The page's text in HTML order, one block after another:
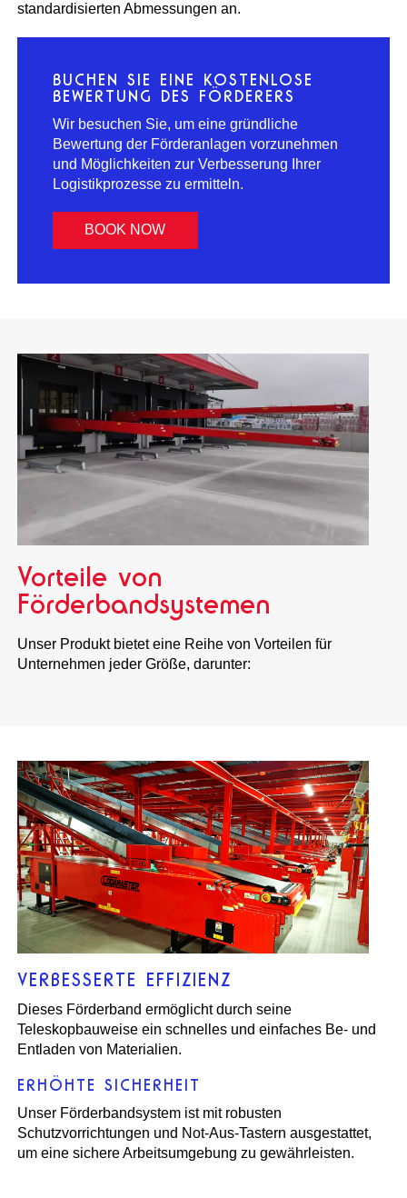
standardisierten Abmessungen an.
BUCHEN SIE EINE KOSTENLOSE
BEWERTUNG DES FÖRDERERS
Wir besuchen Sie, um eine gründliche
Bewertung der Förderanlagen vorzunehmen
und Möglichkeiten zur Verbesserung Ihrer
Logistikprozesse zu ermitteln.
BOOK NOW
Vorteile von
Förderbandsystemen
Unser Produkt bietet eine Reihe von Vorteilen für
Unternehmen jeder Größe, darunter:
VERBESSERTE EFFIZIENZ
Dieses Förderband ermöglicht durch seine
Teleskopbauweise ein schnelles und einfaches Be- und
Entladen von Materialien.
ERHÖHTE SICHERHEIT
Unser Förderbandsystem ist mit robusten
Schutzvorrichtungen und Not-Aus-Tastern ausgestattet,
um eine sichere Arbeitsumgebung zu gewährleisten.